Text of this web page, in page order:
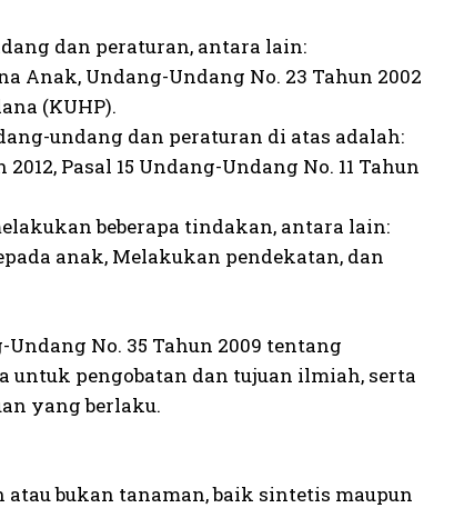
dan peraturan, antara lain:
Anak, Undang-Undang No. 23 Tahun 2002
(KUHP).
undang dan peraturan di atas adalah:
Pasal 15 Undang-Undang No. 11 Tahun
beberapa tindakan, antara lain:
anak, Melakukan pendekatan, dan
No. 35 Tahun 2009 tentang
pengobatan dan tujuan ilmiah, serta
yang berlaku.
atau bukan tanaman, baik sintetis maupun